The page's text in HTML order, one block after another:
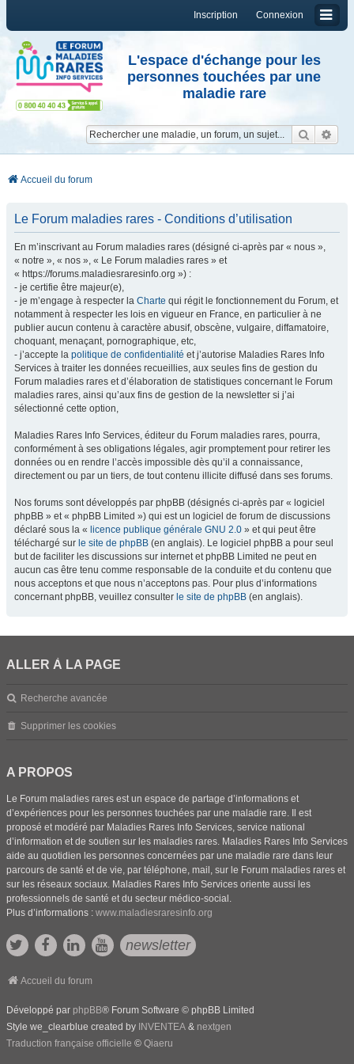
Connexion
Inscription
L'espace d'échange pour les
personnes touchées par une
maladie rare
Accueil du forum
Le Forum maladies rares - Conditions d’utilisation
En m’inscrivant au Forum maladies rares (désigné ci-après par « nous »,
« notre », « nos », « Le Forum maladies rares » et
« https://forums.maladiesraresinfo.org ») :
- je certifie être majeur(e),
- je m’engage à respecter la Charte qui régit le fonctionnement du Forum, et
notamment à respecter les lois en vigueur en France, en particulier à ne
publier aucun contenu à caractère abusif, obscène, vulgaire, diffamatoire,
choquant, menaçant, pornographique, etc,
- j’accepte la politique de confidentialité et j’autorise Maladies Rares Info
Services à traiter les données recueillies, aux seules fins de gestion du
Forum maladies rares et d’élaboration de statistiques concernant le Forum
maladies rares, ainsi qu’aux fins de gestion de la newsletter si j’ai
sélectionné cette option,
Maladies Rares Info Services, éditeur du Forum maladies rares, pourra,
conformément à ses obligations légales, agir promptement pour retirer les
données ou en rendre l’accès impossible dès qu’il a connaissance,
directement ou par un tiers, de tout contenu illicite diffusé dans ses forums.
Nos forums sont développés par phpBB (désignés ci-après par « logiciel
phpBB » et « phpBB Limited ») qui est un logiciel de forum de discussions
déclaré sous la « licence publique générale GNU 2.0 » et qui peut être
téléchargé sur le site de phpBB (en anglais). Le logiciel phpBB a pour seul
but de faciliter les discussions sur internet et phpBB Limited ne peut en
aucun cas être tenu comme responsable de la conduite et du contenu que
nous acceptons et que nous n’acceptons pas. Pour plus d’informations
concernant phpBB, veuillez consulter le site de phpBB (en anglais).
ALLER À LA PAGE
Recherche avancée
Supprimer les cookies
A PROPOS
Le Forum maladies rares est un espace de partage d’informations et
d’expériences pour les personnes touchées par une maladie rare. Il est
proposé et modéré par Maladies Rares Info Services, service national
d’information et de soutien sur les maladies rares. Maladies Rares Info Services
aide au quotidien les personnes concernées par une maladie rare dans leur
parcours de santé et de vie, par téléphone, mail, sur le Forum maladies rares et
sur les réseaux sociaux. Maladies Rares Info Services oriente aussi les
professionnels de santé et du secteur médico-social.
Plus d’informations : www.maladiesraresinfo.org
newsletter
Accueil du forum
Développé par phpBB® Forum Software © phpBB Limited
Style we_clearblue created by INVENTEA & nextgen
Traduction française officielle © Qiaeru